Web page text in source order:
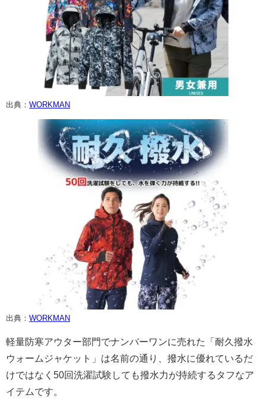
出典： WORKMAN
出典： WORKMAN
軽量防寒アウター部門でナンバーワンに売れた「耐久撥水
ウォームジャケット」は名前の通り、撥水に優れているだ
けではなく50回洗濯試験しても撥水力が持続するタフなア
イテムです。